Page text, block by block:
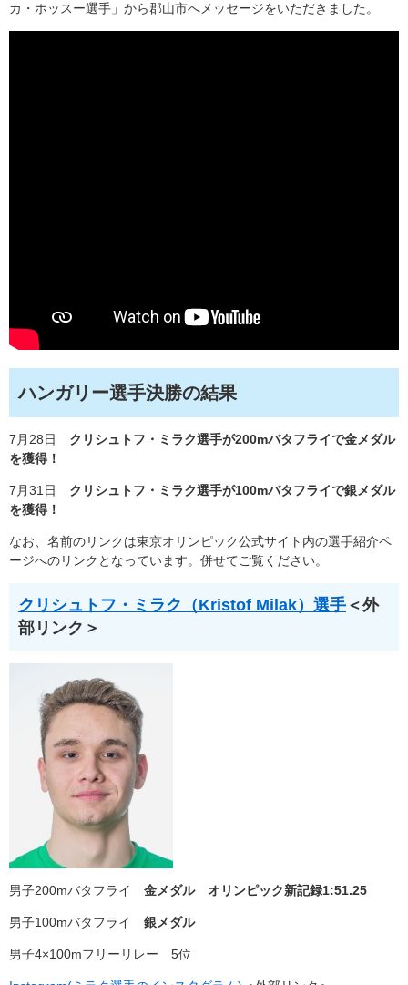
カ・ホッスー選手」から郡山市へメッセージをいただきました。
ハンガリー選手決勝の結果
7月28日 クリシュトフ・ミラク選手が200mバタフライで金メダル
を獲得！
7月31日 クリシュトフ・ミラク選手が100mバタフライで銀メダル
を獲得！
なお、名前のリンクは東京オリンピック公式サイト内の選手紹介ペ
ージへのリンクとなっています。併せてご覧ください。
クリシュトフ・ミラク（Kristof Milak）選手 ＜外
部リンク＞
男子200mバタフライ 金メダル オリンピック新記録1:51.25
男子100mバタフライ 銀メダル
男子4×100mフリーリレー 5位